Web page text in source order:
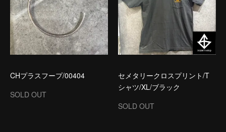
CHプラスフープ/00404
SOLD OUT
セメタリークロスプリント/T
シャツ/XL/ブラック
SOLD OUT